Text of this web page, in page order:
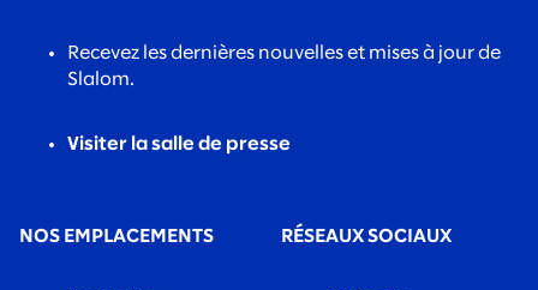
Recevez les dernières nouvelles et mises à jour de
Slalom.
Visiter la salle de presse
NOS EMPLACEMENTS RÉSEAUX SOCIAUX